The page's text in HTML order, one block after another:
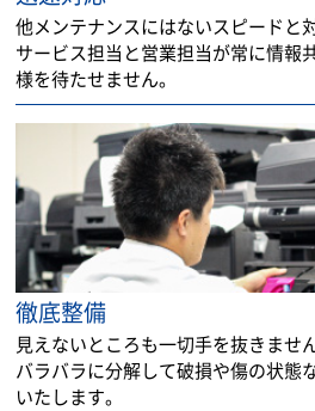
他メンテナンスにはないスピードと
サービス担当と営業担当が常に情報
様を待たせません。
徹底整備
見えないところも一切手を抜きませ
バラバラに分解して破損や傷の状態
いたします。